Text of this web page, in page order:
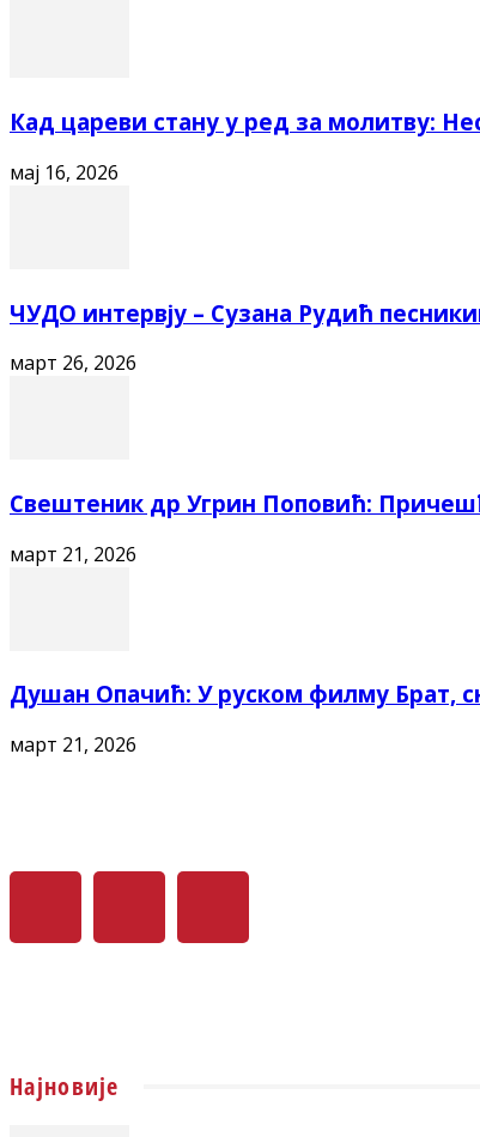
Кад цареви стану у ред за молитву:
мај 16, 2026
ЧУДО интервју – Сузана Рудић
март 26, 2026
Свештеник др Угрин Поповић:
март 21, 2026
Душан Опачић: У руском филму Брат,
март 21, 2026
Најновије